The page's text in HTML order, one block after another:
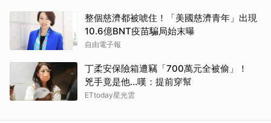
整個慈濟都被唬住！「美國慈濟青年」出現
10.6億BNT疫苗騙局始末曝
自由電子報
丁柔安保險箱遭竊「700萬元全被偷」！
兇手竟是他...嘆：提前穿幫
ETtoday星光雲